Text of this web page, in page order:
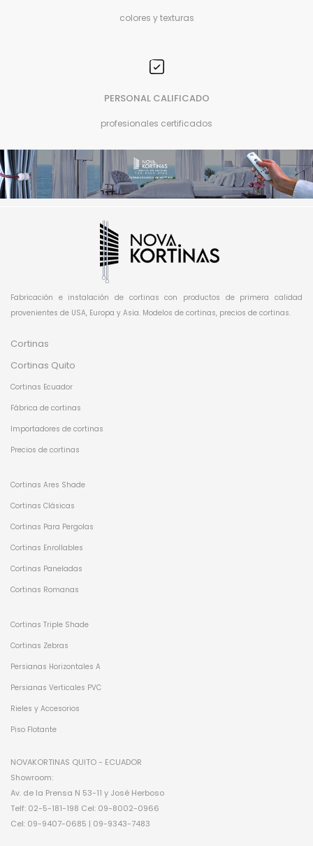
colores y texturas
PERSONAL CALIFICADO
profesionales certificados
Fabricación e instalación de cortinas con productos de primera calidad
provenientes de USA, Europa y Asia. Modelos de cortinas, precios de cortinas.
Cortinas
Cortinas Quito
Cortinas Ecuador
Fábrica de cortinas
Importadores de cortinas
Precios de cortinas
Cortinas Ares Shade
Cortinas Clásicas
Cortinas Para Pergolas
Cortinas Enrollables
Cortinas Paneladas
Cortinas Romanas
Cortinas Triple Shade
Cortinas Zebras
Persianas Horizontales A
Persianas Verticales PVC
Rieles y Accesorios
Piso Flotante
NOVAKORTINAS QUITO - ECUADOR
Showroom:
Av. de la Prensa N 53-11 y José Herboso
Telf: 02-5-181-198 Cel: 09-8002-0966
Cel: 09-9407-0685 | 09-9343-7483